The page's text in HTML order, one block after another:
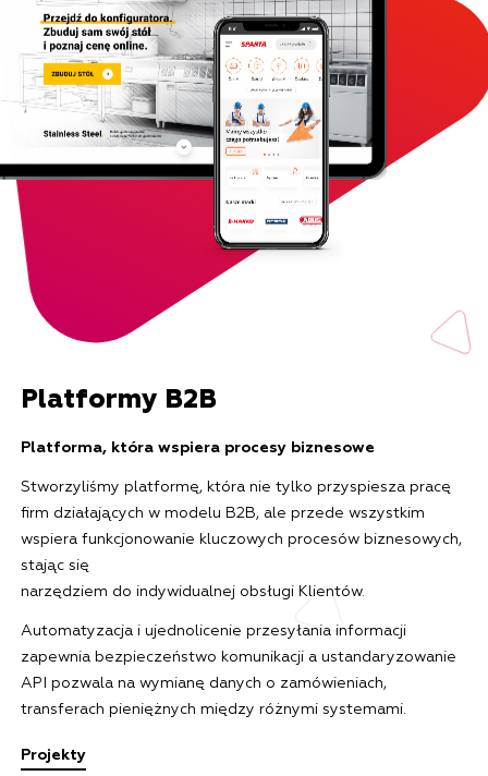
Platformy B2B
Platforma, która wspiera procesy biznesowe
Stworzyliśmy platformę, która nie tylko przyspiesza pracę
firm działających w modelu B2B, ale przede wszystkim
wspiera funkcjonowanie kluczowych procesów biznesowych,
stając się
narzędziem do indywidualnej obsługi Klientów.
Automatyzacja i ujednolicenie przesyłania informacji
zapewnia bezpieczeństwo komunikacji a ustandaryzowanie
API pozwala na wymianę danych o zamówieniach,
transferach pieniężnych między różnymi systemami.
Projekty